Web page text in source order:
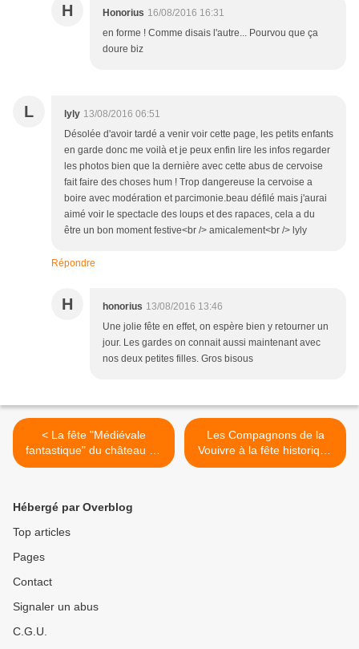
H Honorius 16/08/2016 16:31
en forme ! Comme disais l'autre... Pourvou que ça
doure biz
L lyly 13/08/2016 06:51
Désolée d'avoir tardé a venir voir cette page, les petits enfants
en garde donc me voilà et je peux enfin lire les infos regarder
les photos bien que la dernière avec cette abus de cervoise
fait faire des choses hum ! Trop dangereuse la cervoise a
boire avec modération et parcimonie.beau défilé mais j'aurai
aimé voir le spectacle des loups et des rapaces, cela a du
être un bon moment festive<br /> amicalement<br /> lyly
Répondre
H honorius 13/08/2016 13:46
Une jolie fête en effet, on espère bien y retourner un
jour. Les gardes on connait aussi maintenant avec
nos deux petites filles. Gros bisous
< La fête "Médiévale
fantastique" du château de
Montby
Les Compagnons de la
Vouivre à la fête historique
de Vienne (38) >
Hébergé par Overblog
Top articles
Pages
Contact
Signaler un abus
C.G.U.